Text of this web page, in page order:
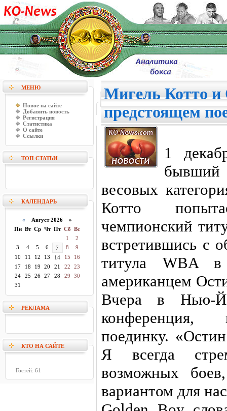
МЕНЮ
Новое на сайте
Добавить новость
Регистрация
Статистика
О сайте
Ссылки
ТОП СТАТЬИ
КАЛЕНДАРЬ
« Август 2026 »
Пн Вт Ср Чт Пт Сб Вс
1
2
3
4 5 6 7 8
9
10
11 12 13 14 15
16
17
18 19 20 21 22
23
24
25 26 27 28 29
30
31
РЕКЛАМА
КТО НА САЙТЕ
Гостей: 61
Мигель Котто и
предстоящем
1
весовых
Котто
чемпионский
встретившись с
титула WBA в
американцем
Вчера в Нью-
конференция,
поединку.
Я всегда
возможных
вариантом для